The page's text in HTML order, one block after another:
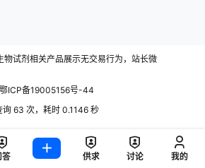
物试剂相关产品展示无交易行为，站长微
鄂ICP备19005156号-44
询 63 次，耗时 0.1146 秒
答 供求 讨论 我的